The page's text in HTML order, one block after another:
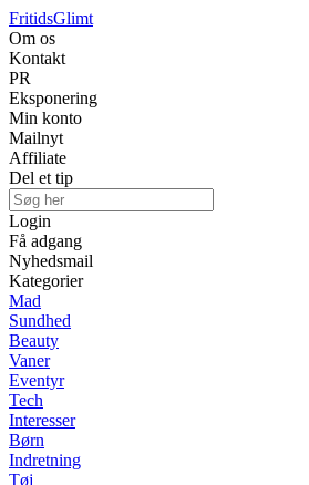
FritidsGlimt
Om os
Kontakt
PR
Eksponering
Min konto
Mailnyt
Affiliate
Del et tip
Login
Få adgang
Nyhedsmail
Kategorier
Mad
Sundhed
Beauty
Vaner
Eventyr
Tech
Interesser
Børn
Indretning
Tøj